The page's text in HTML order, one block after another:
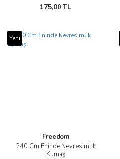
175,00 TL
Yeni
Freedom
240 Cm Eninde Nevresimlik
Kumaş